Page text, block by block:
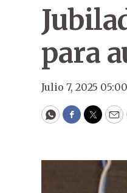
para
Julio 7, 2025
WhatsApp
Facebook